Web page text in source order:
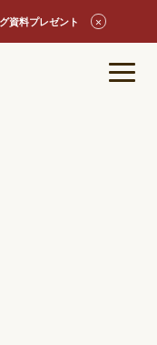
資料プレゼント